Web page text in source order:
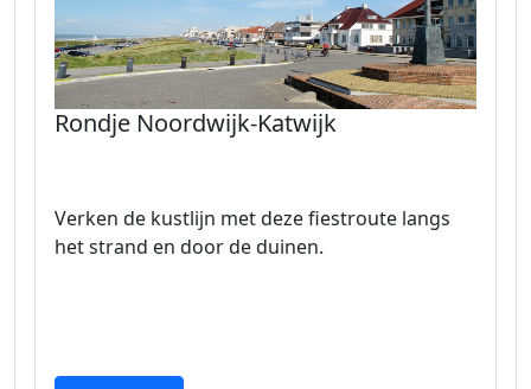
Rondje Noordwijk-Katwijk
Verken de kustlijn met deze fiestroute langs
het strand en door de duinen.